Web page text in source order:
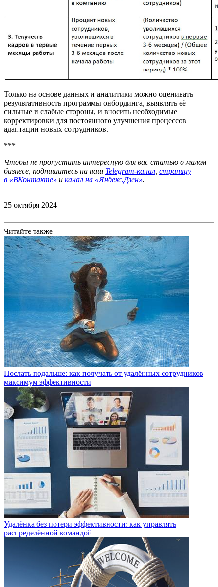
Только на основе данных и аналитики можно оценивать
результативность программы онбординга, выявлять её
сильные и слабые стороны, и вносить необходимые
корректировки для постоянного улучшения процессов
адаптации новых сотрудников.
***
Чтобы не пропустить интересную для вас статью о малом
бизнесе, подпишитесь на наш Telegram-канал страницу
в «ВКонтакте» и канал на «Яндекс.Дзен».
25 октября 2024
Читайте также
Послать подальше: как получать от удалённых сотрудников
максимум эффективности
Удалёнка без потери эффективности: как управлять
распределённой командой